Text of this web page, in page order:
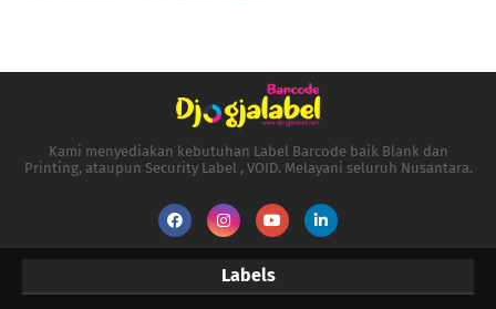
Kami menyediakan kebutuhan Label Barcode baik Blank dan
Printing, ataupun Security Label , VOID. Melayani seluruh Nusantara.
Labels